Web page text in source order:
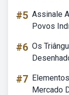
#5 Assinale
Povos
#6 Os
#7
Mercado